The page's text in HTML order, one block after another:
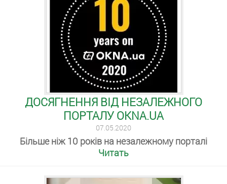
ДОСЯГНЕННЯ ВІД НЕЗАЛЕЖНОГО
ПОРТАЛУ OKNA.UA
07.05.2020
Більше ніж 10 років на незалежному порталі
Читать